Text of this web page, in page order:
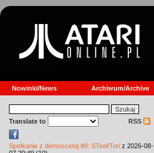
Nowinki/News Archiwum/Archive
Translate to RSS
Spotkanie z demosceną #9: STeel/Tori z 2026-08-